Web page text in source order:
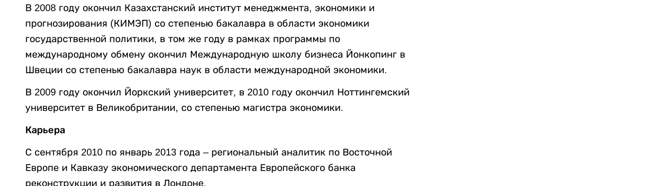
В 2008 году окончил Казахстанский институт менеджмента, экономики и
прогнозирования (КИМЭП) со степенью бакалавра в области экономики
государственной политики, в том же году в рамках программы по
международному обмену окончил Международную школу бизнеса Йонкопинг в
Швеции со степенью бакалавра наук в области международной экономики.
В 2009 году окончил Йоркский университет, в 2010 году окончил Ноттингемский
университет в Великобритании, со степенью магистра экономики.
Карьера
С сентября 2010 по январь 2013 года – региональный аналитик по Восточной
Европе и Кавказу экономического департамента Европейского банка
реконструкции и развития в Лондоне.